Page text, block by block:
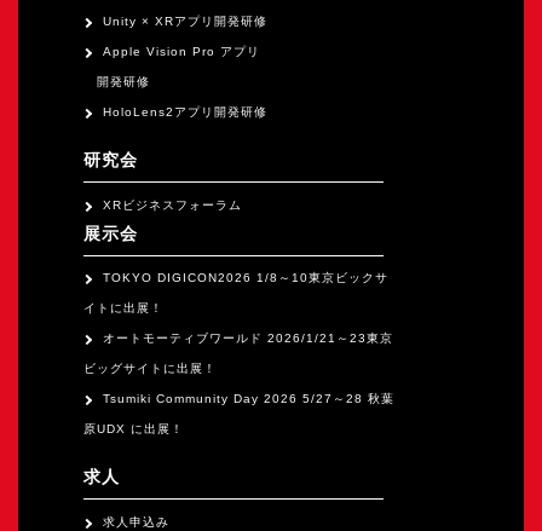
Unity × XRアプリ開発研修
Apple Vision Pro アプリ
開発研修
HoloLens2アプリ開発研修
研究会
XRビジネスフォーラム
展示会
TOKYO DIGICON2026 1/8～10東京ビックサ
イトに出展！
オートモーティブワールド 2026/1/21～23東京
ビッグサイトに出展！
Tsumiki Community Day 2026 5/27～28 秋葉
原UDX に出展！
求人
求人申込み